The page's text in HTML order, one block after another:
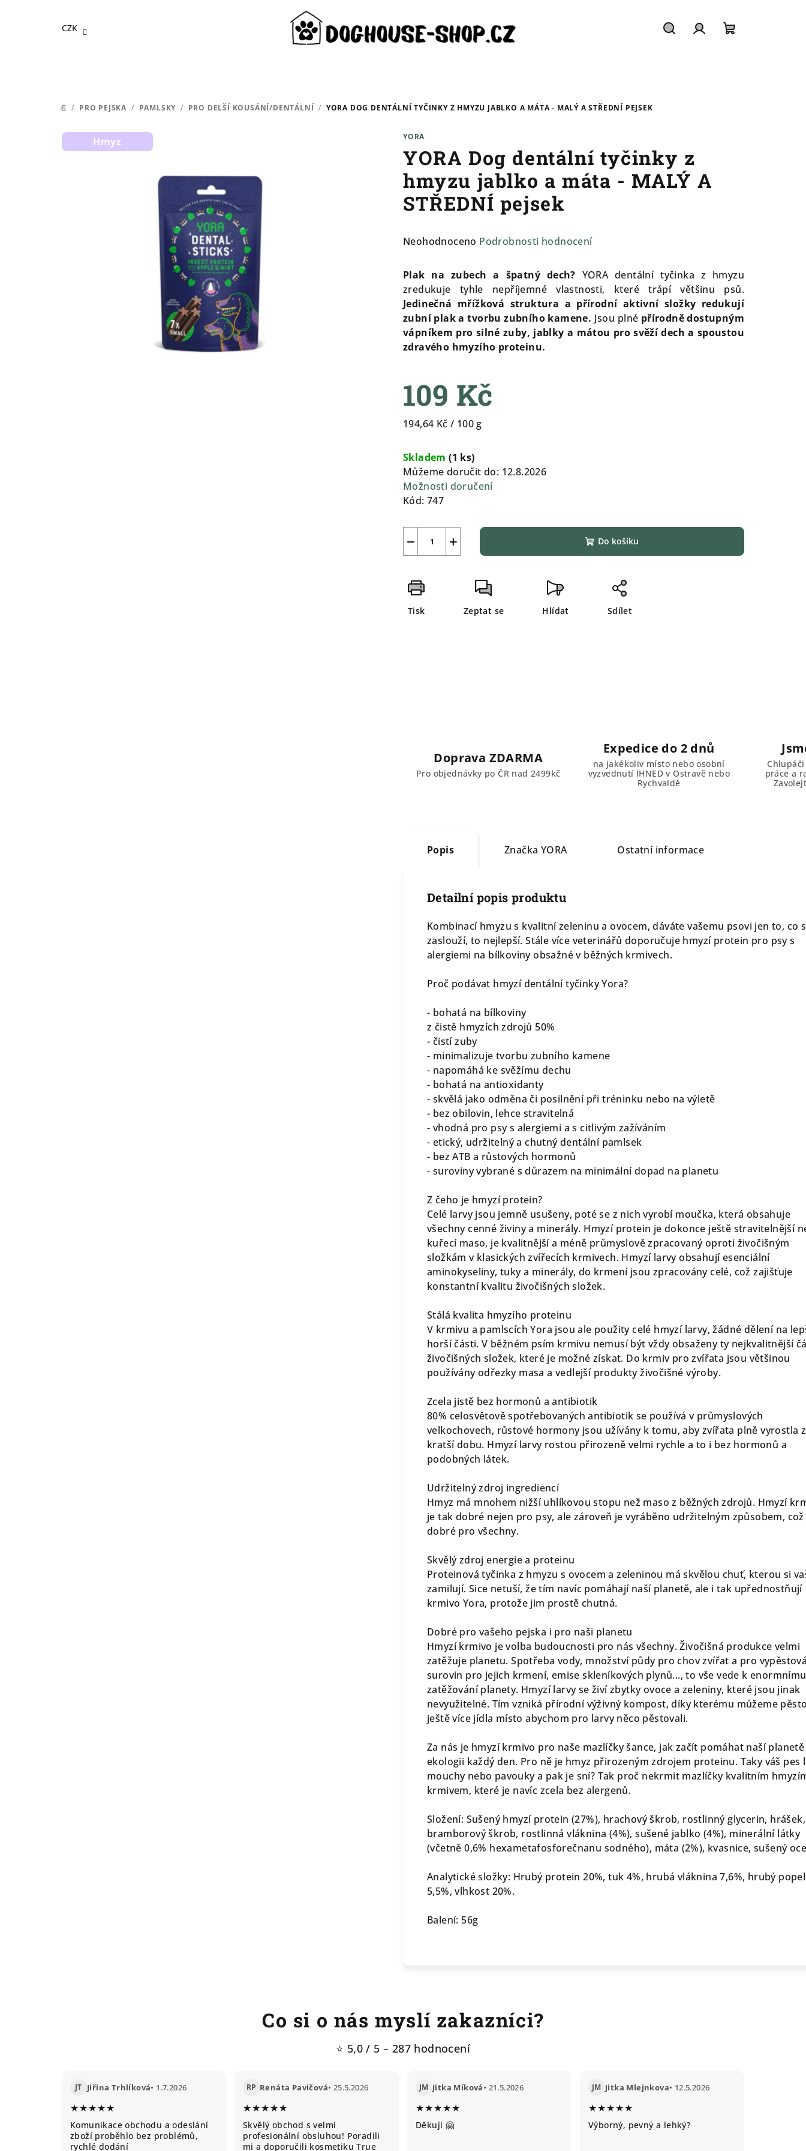
CZK
DOMŮ
/ PRO PEJSKA / PAMLSKY / PRO DELŠÍ KOUSÁNÍ/DENTÁLNÍ / YORA DOG DENTÁLNÍ TYČINKY Z HMYZU JABLKO A MÁTA - MALÝ A STŘEDNÍ PEJSEK
YORA
YORA Dog dentální tyčinky z
hmyzu jablko a máta - MALÝ A
STŘEDNÍ pejsek
Průměrné
produktu
0,0
z
hvězdiček.
Neohodnoceno Podrobnosti hodnocení
Plak na zubech a špatný dech? YORA dentální tyčinka z hmyzu
zredukuje tyhle nepříjemné vlastnosti, které trápí většinu psů.
Jedinečná mřížková struktura a přírodní aktivní složky redukují
zubní plak a tvorbu zubního kamene. Jsou plné přírodně dostupným
vápníkem pro silné zuby, jablky a mátou pro svěží dech a spoustou
zdravého hmyzího proteinu.
109 Kč
Měrná
194,64 Kč / 100 g
Skladem(1 ks)
Můžeme doručit do: 12.8.2026
Možnosti doručení
Kód: 747
+
− Do košíku
Tisk Zeptat se Hlídat Sdílet
Hmyz
Doprava ZDARMA
Pro objednávky po ČR nad 2499kč
Expedice do 2 dnů
na jakékoliv místo nebo osobní
vyzvednutí IHNED v Ostravě nebo
Rychvaldě
práce a
Popis Značka YORA Ostatní informace
Detailní popis produktu
Kombinací hmyzu s kvalitní zeleninu a ovocem, dáváte vašemu psovi jen to, co
zaslouží, to nejlepší. Stále více veterinářů doporučuje hmyzí protein pro psy s
alergiemi na bílkoviny obsažné v běžných krmivech.
Proč podávat hmyzí dentální tyčinky Yora?
- bohatá na bílkoviny
z čistě hmyzích zdrojů 50%
- čistí zuby
- minimalizuje tvorbu zubního kamene
- napomáhá ke svěžímu dechu
- bohatá na antioxidanty
- skvělá jako odměna či posilnění při tréninku nebo na výletě
- bez obilovin, lehce stravitelná
- vhodná pro psy s alergiemi a s citlivým zažíváním
- etický, udržitelný a chutný dentální pamlsek
- bez ATB a růstových hormonů
- suroviny vybrané s důrazem na minimální dopad na planetu
Z čeho je hmyzí protein?
Celé larvy jsou jemně usušeny, poté se z nich vyrobí moučka, která obsahuje
všechny cenné živiny a minerály. Hmyzí protein je dokonce ještě stravitelnější
kuřecí maso, je kvalitnější a méně průmyslově zpracovaný oproti živočišným
složkám v klasických zvířecích krmivech. Hmyzí larvy obsahují esenciální
aminokyseliny, tuky a minerály, do krmení jsou zpracovány celé, což zajišťuje
konstantní kvalitu živočišných složek.
Stálá kvalita hmyzího proteinu
V krmivu a pamlscích Yora jsou ale použity celé hmyzí larvy, žádné dělení na
horší části. V běžném psím krmivu nemusí být vždy obsaženy ty nejkvalitnější
živočišných složek, které je možné získat. Do krmiv pro zvířata jsou většinou
používány odřezky masa a vedlejší produkty živočišné výroby.
Zcela jistě bez hormonů a antibiotik
80% celosvětově spotřebovaných antibiotik se používá v průmyslových
velkochovech, růstové hormony jsou užívány k tomu, aby zvířata plně vyrostla
kratší dobu. Hmyzí larvy rostou přirozeně velmi rychle a to i bez hormonů a
podobných látek.
Udržitelný zdroj ingrediencí
Hmyz má mnohem nižší uhlíkovou stopu než maso z běžných zdrojů. Hmyzí
je tak dobré nejen pro psy, ale zároveň je vyráběno udržitelným způsobem,
dobré pro všechny.
Skvělý zdroj energie a proteinu
Proteinová tyčinka z hmyzu s ovocem a zeleninou má skvělou chuť, kterou si
zamilují. Sice netuší, že tím navíc pomáhají naší planetě, ale i tak upřednostňují
krmivo Yora, protože jim prostě chutná.
Dobré pro vašeho pejska i pro naši planetu
Hmyzí krmivo je volba budoucnosti pro nás všechny. Živočišná produkce velmi
zatěžuje planetu. Spotřeba vody, množství půdy pro chov zvířat a pro
surovin pro jejich krmení, emise skleníkových plynů..., to vše vede k enormnímu
zatěžování planety. Hmyzí larvy se živí zbytky ovoce a zeleniny, které jsou jinak
nevyužitelné. Tím vzniká přírodní výživný kompost, díky kterému můžeme
ještě více jídla místo abychom pro larvy něco pěstovali.
Za nás je hmyzí krmivo pro naše mazlíčky šance, jak začít pomáhat naší
ekologii každý den. Pro ně je hmyz přirozeným zdrojem proteinu. Taky váš pes
mouchy nebo pavouky a pak je sní? Tak proč nekrmit mazlíčky kvalitním
krmivem, které je navíc zcela bez alergenů.
Složení: Sušený hmyzí protein (27%), hrachový škrob, rostlinný glycerin, hrášek,
bramborový škrob, rostlinná vláknina (4%), sušené jablko (4%), minerální látky
(včetně 0,6% hexametafosforečnanu sodného), máta (2%), kvasnice, sušený
Analytické složky: Hrubý protein 20%, tuk 4%, hrubá vláknina 7,6%, hrubý popel
5,5%, vlhkost 20%.
Balení: 56g
Co si o nás myslí zakazníci?
⭐ 5,0 / 5 – 287 hodnocení
JT Jiřina Trhlíková• 1.7.2026
★★★★★
Komunikace obchodu a odeslání
zboží proběhlo bez problémů,
rychlé dodání
RP Renáta Pavičová• 25.5.2026
★★★★★
Skvělý obchod s velmi
profesionální obsluhou! Poradili
mi a doporučili kosmetiku True
JM Jitka Míková• 21.5.2026
★★★★★
Děkuji 🤗
JM Jitka Mlejnkova• 12.5.2026
★★★★★
Výborný, pevný a lehký?